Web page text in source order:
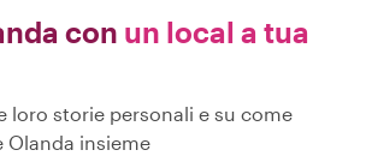
con un local a tua
loro storie personali e su come
Olanda insieme